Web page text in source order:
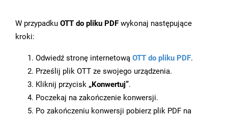
W przypadku OTT do pliku PDF wykonaj następujące
kroki:
Odwiedź stronę internetową OTT do pliku PDF.
Prześlij plik OTT ze swojego urządzenia.
Kliknij przycisk „Konwertuj”.
Poczekaj na zakończenie konwersji.
Po zakończeniu konwersji pobierz plik PDF na